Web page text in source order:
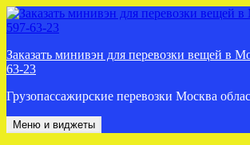
Перейти
к
Заказать минивэн для перевозки вещей в
63-23
Грузопассажирские перевозки Москва
Меню и виджеты